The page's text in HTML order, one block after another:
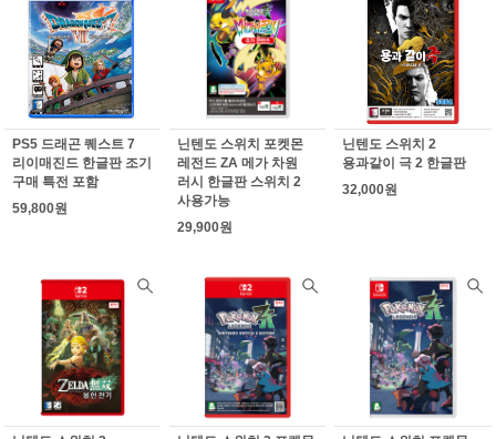
PS5 드래곤 퀘스트 7
리이매진드 한글판 조기
구매 특전 포함
59,800원
닌텐도 스위치 포켓몬
레전드 ZA 메가 차원
러시 한글판 스위치 2
사용가능
29,900원
닌텐도 스위치 2
용과같이 극 2 한글판
32,000원